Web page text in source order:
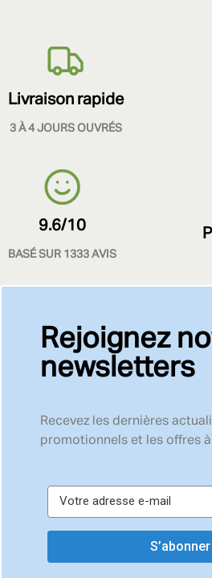
Livraison rapide
3 À 4 JOURS OUVRÉS
9.6/10
BASÉ SUR 1333 AVIS
Rejoignez
newsletters
Recevez les dernières
promotionnels et les offres
S’abonner